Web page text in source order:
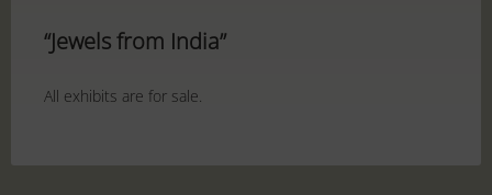
“Jewels from India”
All exhibits are for sale.